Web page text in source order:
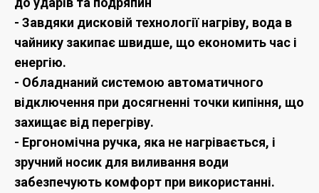
- Завдяки дисковій технології нагріву, вода в
чайнику закипає швидше, що економить час і
енергію.
- Обладнаний системою автоматичного
відключення при досягненні точки кипіння, що
захищає від перегріву.
- Ергономічна ручка, яка не нагрівається, і
зручний носик для виливання води
забезпечують комфорт при використанні.